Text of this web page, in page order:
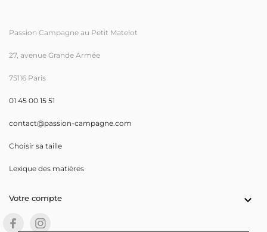
Passion Campagne au Petit Matelot
27, avenue Grande Armée
75116 Paris
01 45 00 15 51
contact@passion-campagne.com
Choisir sa taille
Lexique des matières
Votre compte 